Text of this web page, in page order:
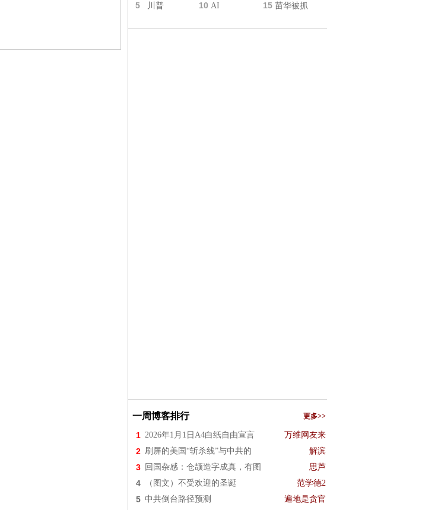
5 川普 10 AI 15 苗华被抓
一周博客排行 更多>>
1 2026年1月1日A4白纸自由宣言 万维网友来
2 刷屏的美国“斩杀线”与中共的 解滨
3 回国杂感：仓颉造字成真，有图 思芦
4 （图文）不受欢迎的圣诞 范学德2
5 中共倒台路径预测 遍地是贪官